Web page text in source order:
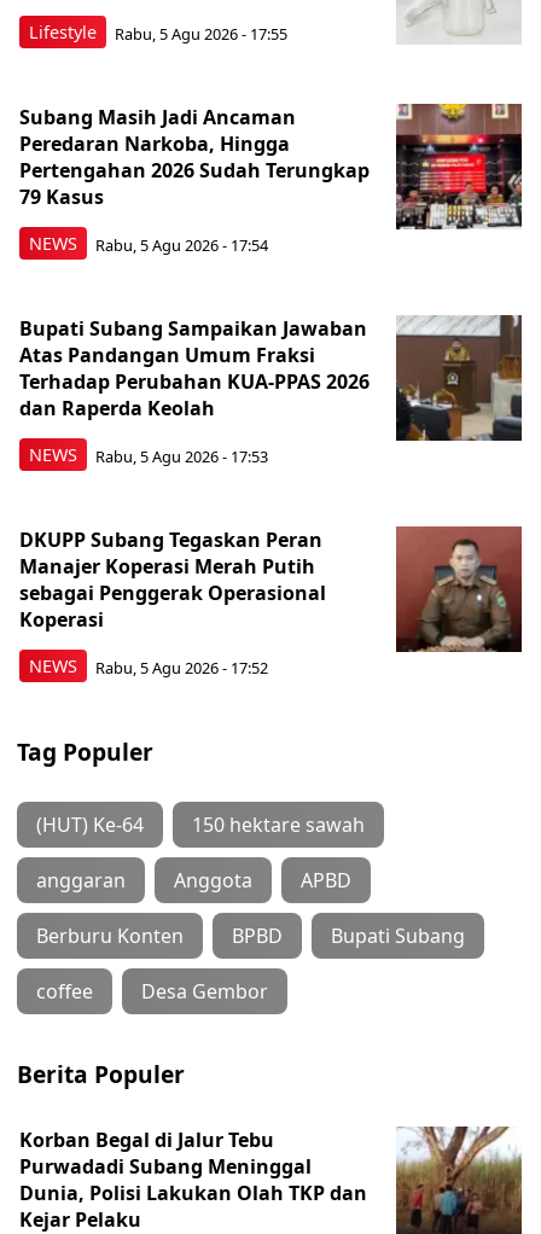
Lifestyle Rabu, 5 Agu 2026 - 17:55
NEWS
Subang Masih Jadi Ancaman
Peredaran Narkoba, Hingga
Pertengahan 2026 Sudah Terungkap
79 Kasus
Rabu, 5 Agu 2026 - 17:54
NEWS
Bupati Subang Sampaikan Jawaban
Atas Pandangan Umum Fraksi
Terhadap Perubahan KUA-PPAS 2026
dan Raperda Keolah
Rabu, 5 Agu 2026 - 17:53
NEWS
DKUPP Subang Tegaskan Peran
Manajer Koperasi Merah Putih
sebagai Penggerak Operasional
Koperasi
Rabu, 5 Agu 2026 - 17:52
Tag Populer
(HUT) Ke-64 150 hektare sawah
anggaran Anggota APBD
Berburu Konten BPBD Bupati Subang
coffee Desa Gembor
Berita Populer
Korban Begal di Jalur Tebu
Purwadadi Subang Meninggal
Dunia, Polisi Lakukan Olah TKP dan
Kejar Pelaku